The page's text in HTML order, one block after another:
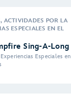
ACTIVIDADES POR LA
ESPECIALES EN EL
Sing-A-Long
Especiales en